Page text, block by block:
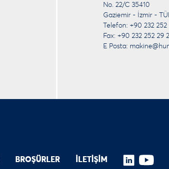
No. 22/C 35410
Gaziemir - İzmir -
Telefon: +90 232 252
Fax: +90 232 252 29
E Posta:
BROŞÜRLER İLETİŞİM